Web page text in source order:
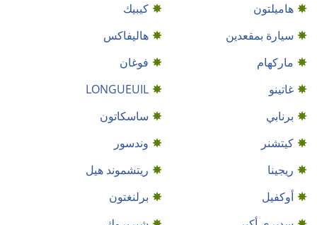
هاميلتون
كيبيك
سيارة بمقعدين
هاليفاكس
ماركهام
فوغان
غاتينو
LONGUEUIL
برنابي
ساسكاتون
كيتشنر
وندسور
ريجينا
ريتشموند هيل
أوكفيل
برلنغتون